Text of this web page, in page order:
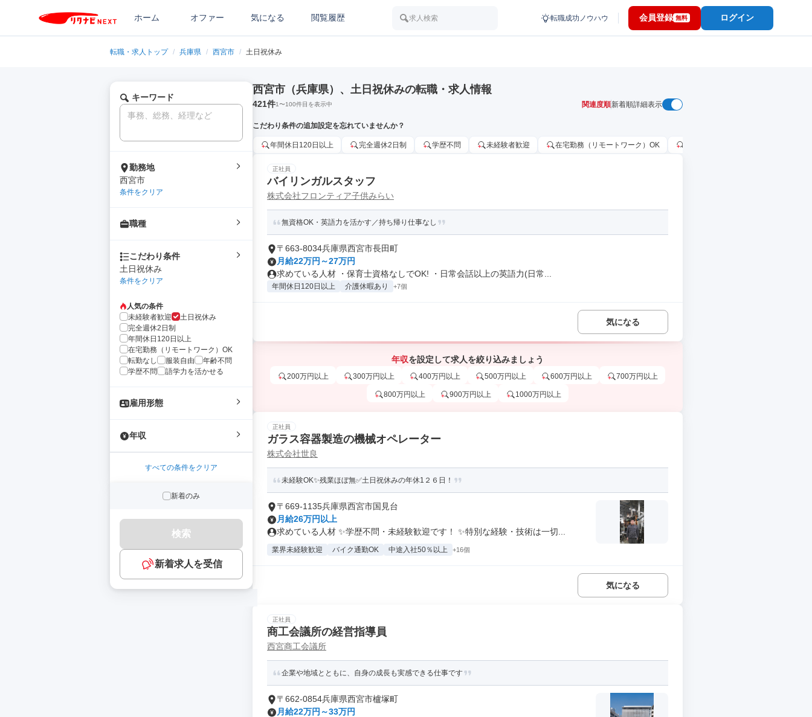
ホーム オファー 気になる 閲覧履歴 求人検索 転職成功ノウハウ 会員登録 無料 ログイン
転職・求人トップ / 兵庫県 / 西宮市 / 土日祝休み
キーワード
勤務地
西宮市
条件をクリア
職種
こだわり条件
土日祝休み
条件をクリア
人気の条件
未経験者歓迎
土日祝休み
完全週休2日制
年間休日120日以上
在宅勤務（リモートワーク）OK
転勤なし
服装自由
年齢不問
学歴不問
語学力を活かせる
雇用形態
年収
すべての条件をクリア
新着のみ
検索
新着求人を受信
西宮市（兵庫県）、土日祝休みの転職・求人情報
421件1〜100件目を表示中 関連度順新着順詳細表示
こだわり条件の追加設定を忘れていませんか？
年間休日120日以上 完全週休2日制 学歴不問 未経験者歓迎 在宅勤務（リモートワーク）OK
正社員
バイリンガルスタッフ
株式会社フロンティア子供みらい
無資格OK・英語力を活かす／持ち帰り仕事なし
〒663-8034兵庫県西宮市長田町
月給22万円～27万円
求めている人材 ・保育士資格なしでOK! ・日常会話以上の英語力(日常...
年間休日120日以上 介護休暇あり +7個
気になる
年収を設定して求人を絞り込みましょう
200万円以上 300万円以上 400万円以上 500万円以上 600万円以上 700万円以上
800万円以上 900万円以上 1000万円以上
正社員
ガラス容器製造の機械オペレーター
株式会社世良
未経験OK✨残業ほぼ無✅土日祝休みの年休1２６日！
〒669-1135兵庫県西宮市国見台
月給26万円以上
求めている人材 ✨学歴不問・未経験歓迎です！ ✨特別な経験・技術は一切...
業界未経験歓迎 バイク通勤OK 中途入社50％以上 +16個
気になる
正社員
商工会議所の経営指導員
西宮商工会議所
企業や地域とともに、自身の成長も実感できる仕事です
〒662-0854兵庫県西宮市櫨塚町
月給22万円～33万円